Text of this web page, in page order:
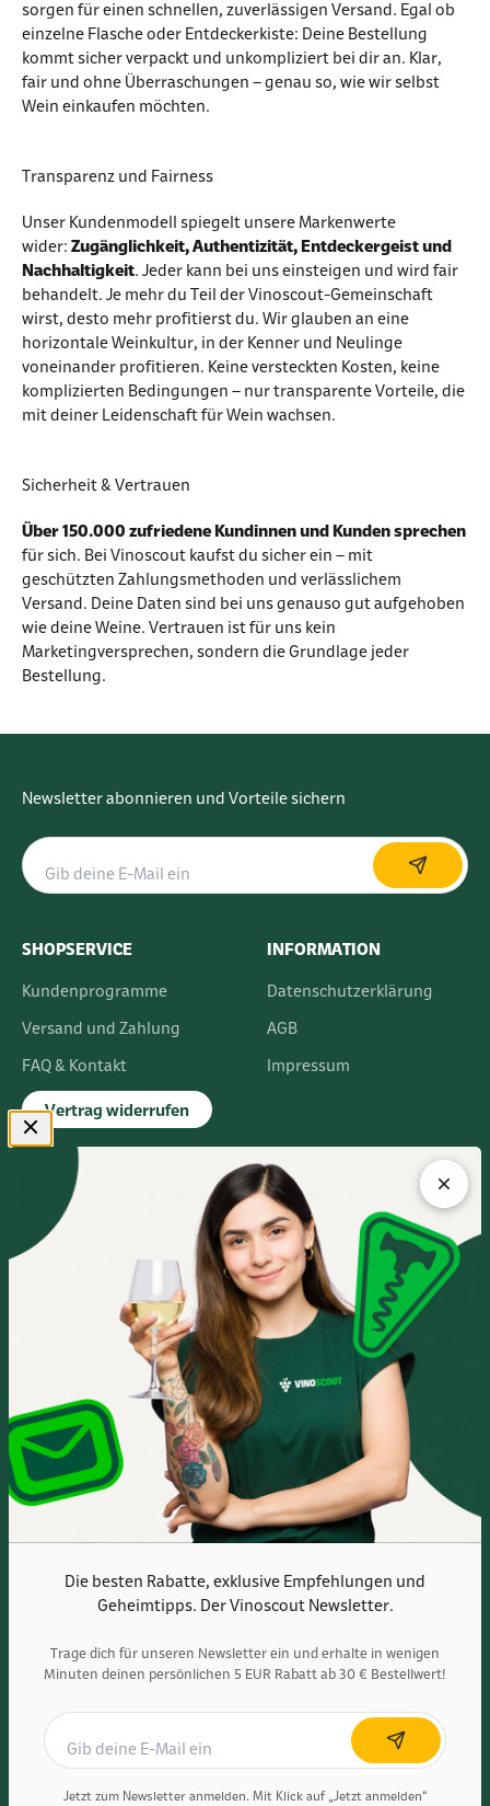
Die besten Rabatte, exklusive Empfehlungen und
Geheimtipps. Der Vinoscout Newsletter.
Trage dich für unseren Newsletter ein und erhalte in wenigen
Minuten deinen persönlichen 5 EUR Rabatt ab 30 € Bestellwert!
Jetzt zum Newsletter anmelden. Mit Klick auf „Jetzt anmelden“
sorgen für einen schnellen, zuverlässigen Versand. Egal ob
einzelne Flasche oder Entdeckerkiste: Deine Bestellung
kommt sicher verpackt und unkompliziert bei dir an. Klar,
fair und ohne Überraschungen – genau so, wie wir selbst
Wein einkaufen möchten.
Transparenz und Fairness
Unser Kundenmodell spiegelt unsere Markenwerte
wider: Zugänglichkeit, Authentizität, Entdeckergeist und
Nachhaltigkeit. Jeder kann bei uns einsteigen und wird fair
behandelt. Je mehr du Teil der Vinoscout-Gemeinschaft
wirst, desto mehr profitierst du. Wir glauben an eine
horizontale Weinkultur, in der Kenner und Neulinge
voneinander profitieren. Keine versteckten Kosten, keine
komplizierten Bedingungen – nur transparente Vorteile, die
mit deiner Leidenschaft für Wein wachsen.
Sicherheit & Vertrauen
Über 150.000 zufriedene Kundinnen und Kunden sprechen
für sich. Bei Vinoscout kaufst du sicher ein – mit
geschützten Zahlungsmethoden und verlässlichem
Versand. Deine Daten sind bei uns genauso gut aufgehoben
wie deine Weine. Vertrauen ist für uns kein
Marketingversprechen, sondern die Grundlage jeder
Bestellung.
Newsletter abonnieren und Vorteile sichern
SHOPSERVICE
Kundenprogramme
Versand und Zahlung
FAQ & Kontakt
Vertrag widerrufen
INFORMATION
Datenschutzerklärung
AGB
Impressum
FLAGSHIPSTORE
Albert-Einstein-Ring 24
14532 Kleinmachnow bei Berlin
Im Europarc Dreilinden
030 - 585 84 59 0
Mo.- Fr. 10:00 - 19:00 Uhr
Sa. 10:00 - 16:00 Uhr
Anfahrtsbeschreibung
Vinoscout wird kontrolliert und BIO-zertifiziert durch ABCERT AG – DE-
ÖKO-006